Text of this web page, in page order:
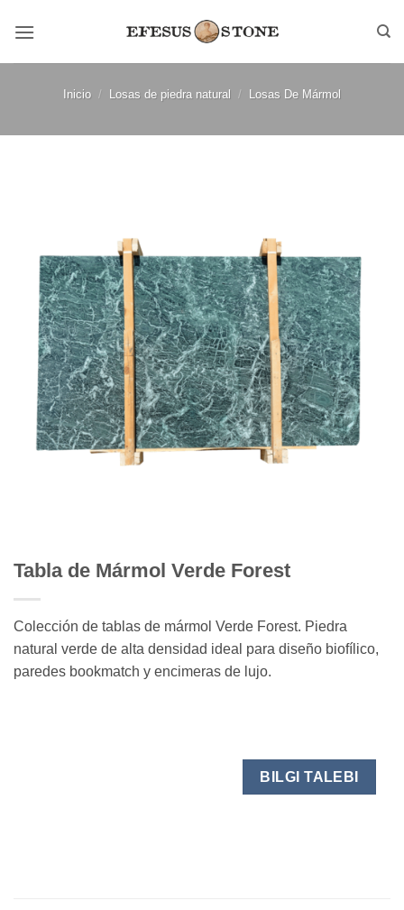
Inicio / Losas de piedra natural / Losas De Mármol
Tabla de Mármol Verde Forest
Colección de tablas de mármol Verde Forest. Piedra
natural verde de alta densidad ideal para diseño biofílico,
paredes bookmatch y encimeras de lujo.
BILGI TALEBI